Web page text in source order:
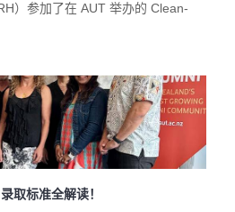
）参加了在 AUT 举办的 Clean-
取标准全解读！